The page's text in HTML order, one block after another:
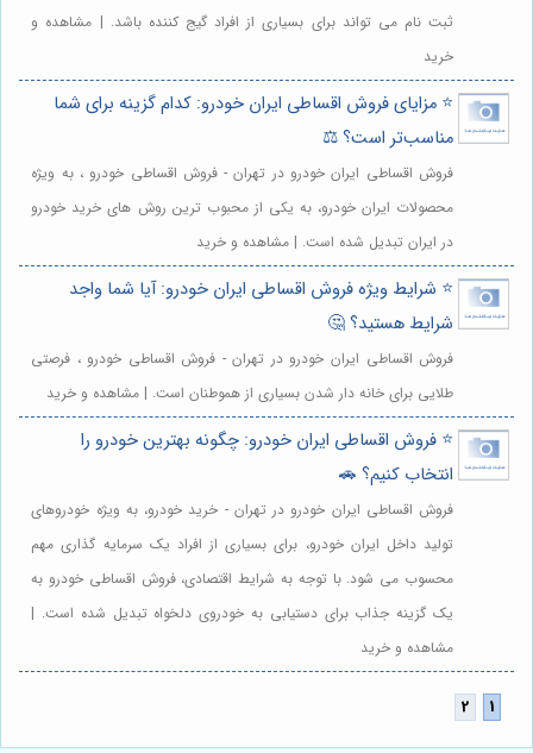
ثبت نام می تواند برای بسیاری از افراد گیج کننده باشد. | مشاهده و
خرید
⭐️ مزایای فروش اقساطی ایران خودرو: کدام گزینه برای شما
مناسب‌تر است؟ ⚖️
فروش اقساطی ایران خودرو در تهران - فروش اقساطی خودرو ، به ویژه
محصولات ایران خودرو، به یکی از محبوب ترین روش های خرید خودرو
در ایران تبدیل شده است. | مشاهده و خرید
⭐️ شرایط ویژه فروش اقساطی ایران خودرو: آیا شما واجد
شرایط هستید؟ 🤔
فروش اقساطی ایران خودرو در تهران - فروش اقساطی خودرو ، فرصتی
طلایی برای خانه دار شدن بسیاری از هموطنان است. | مشاهده و خرید
⭐️ فروش اقساطی ایران خودرو: چگونه بهترین خودرو را
انتخاب کنیم؟ 🚗
فروش اقساطی ایران خودرو در تهران - خرید خودرو، به ویژه خودروهای
تولید داخل ایران خودرو، برای بسیاری از افراد یک سرمایه گذاری مهم
محسوب می شود. با توجه به شرایط اقتصادی، فروش اقساطی خودرو به
یک گزینه جذاب برای دستیابی به خودروی دلخواه تبدیل شده است. |
مشاهده و خرید